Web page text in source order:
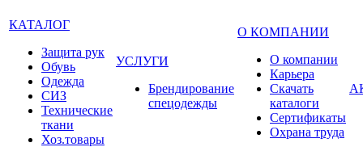
КАТАЛОГ
Защита рук
Обувь
Одежда
СИЗ
Технические
ткани
Хоз.товары
УСЛУГИ
Брендирование
спецодежды
О КОМПАНИИ
О компании
Карьера
Cкачать
каталоги
Сертификаты
Охрана труда